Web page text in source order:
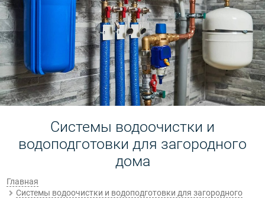
Системы водоочистки и
водоподготовки для загородного
дома
Главная
Системы водоочистки и водоподготовки для загородного